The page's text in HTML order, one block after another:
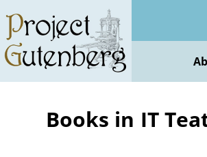
main
content
Books in IT